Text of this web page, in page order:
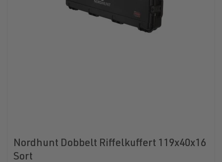
Nordhunt Dobbelt Riffelkuffert 119x40x16
Sort